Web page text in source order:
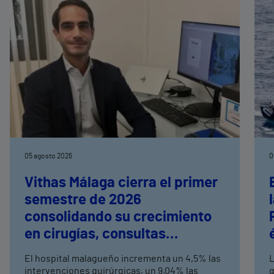
05 agosto 2026
Vithas Málaga cierra el primer
semestre de 2026
consolidando su crecimiento
en cirugías, consultas
externas y altas hospitalarias
El hospital malagueño incrementa un 4,5% las
intervenciones quirúrgicas, un 9,04% las